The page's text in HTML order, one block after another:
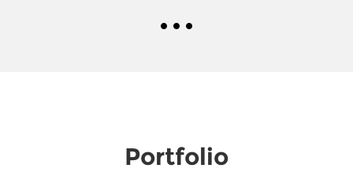
Portfolio